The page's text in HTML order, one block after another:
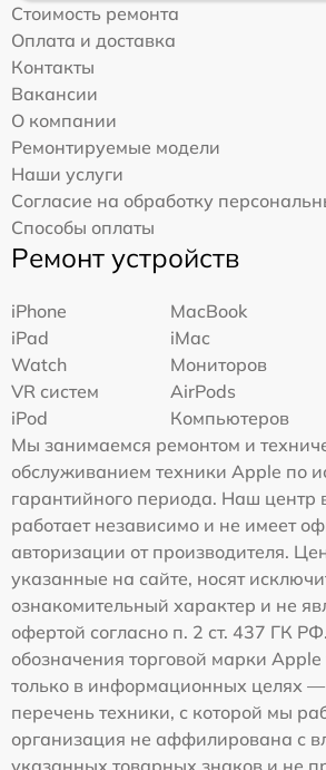
Стоимость ремонта
Оплата и доставка
Контакты
Вакансии
О компании
Ремонтируемые модели
Наши услуги
Согласие на обработку
Способы оплаты
Ремонт устройств
iPhone
MacBook
iPad
iMac
Watch
Мониторов
VR систем
AirPods
iPod
Компьютеров
Мы занимаемся ремонтом и
обслуживанием техники Apple по
гарантийного периода. Наш центр
работает независимо и не имеет
авторизации от производителя.
указанные на сайте, носят
ознакомительный характер и не
офертой согласно п. 2 ст. 437 ГК
обозначения торговой марки
только в информационных целях —
перечень техники, с которой мы
организация не аффилирована с
указанных товарных знаков и не